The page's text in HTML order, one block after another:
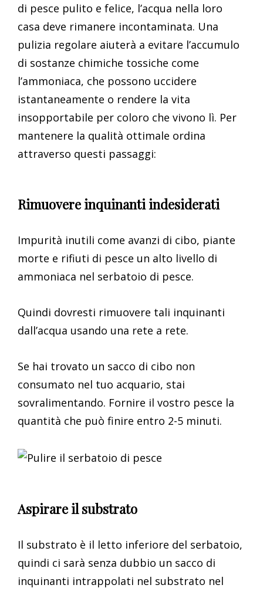
di pesce pulito e felice, l’acqua nella loro
casa deve rimanere incontaminata. Una
pulizia regolare aiuterà a evitare l’accumulo
di sostanze chimiche tossiche come
l’ammoniaca, che possono uccidere
istantaneamente o rendere la vita
insopportabile per coloro che vivono lì. Per
mantenere la qualità ottimale ordina
attraverso questi passaggi:
Rimuovere inquinanti indesiderati
Impurità inutili come avanzi di cibo, piante
morte e rifiuti di pesce un alto livello di
ammoniaca nel serbatoio di pesce.
Quindi dovresti rimuovere tali inquinanti
dall’acqua usando una rete a rete.
Se hai trovato un sacco di cibo non
consumato nel tuo acquario, stai
sovralimentando. Fornire il vostro pesce la
quantità che può finire entro 2-5 minuti.
Aspirare il substrato
Il substrato è il letto inferiore del serbatoio,
quindi ci sarà senza dubbio un sacco di
inquinanti intrappolati nel substrato nel